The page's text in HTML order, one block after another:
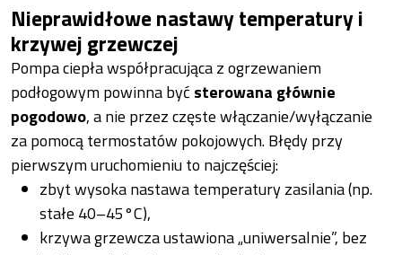
Nieprawidłowe nastawy temperatury i
krzywej grzewczej
Pompa ciepła współpracująca z ogrzewaniem
podłogowym powinna byćsterowana głównie
pogodowo, a nie przez częste włączanie/wyłączanie
za pomocą termostatów pokojowych. Błędy przy
pierwszym uruchomieniu to najczęściej:
zbyt wysoka nastawa temperatury zasilania (np.
stałe 40–45°C),
krzywa grzewcza ustawiona „uniwersalnie”, bez